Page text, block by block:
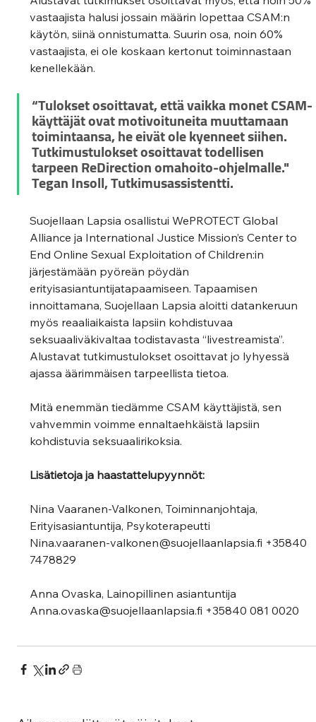
vastaajista halusi jossain määrin lopettaa CSAM:n
käytön, siinä onnistumatta. Suurin osa, noin 60%
vastaajista, ei ole koskaan kertonut toiminnastaan
kenellekään.
“Tulokset osoittavat, että vaikka monet CSAM-
käyttäjät ovat motivoituneita muuttamaan
toimintaansa, he eivät ole kyenneet siihen.
Tutkimustulokset osoittavat todellisen
tarpeen ReDirection omahoito-ohjelmalle."
Tegan Insoll, Tutkimusassistentti.
Suojellaan Lapsia osallistui WePROTECT Global
Alliance ja International Justice Mission’s Center to
End Online Sexual Exploitation of Children:in
järjestämään pyöreän pöydän
erityisasiantuntijatapaamiseen. Tapaamisen
innoittamana, Suojellaan Lapsia aloitti datankeruun
myös reaaliaikaista lapsiin kohdistuvaa
seksuaaliväkivaltaa todistavasta “livestreamista”.
Alustavat tutkimustulokset osoittavat jo lyhyessä
ajassa äärimmäisen tarpeellista tietoa.
Mitä enemmän tiedämme CSAM käyttäjistä, sen
vahvemmin voimme ennaltaehkäistä lapsiin
kohdistuvia seksuaalirikoksia.
Lisätietoja ja haastattelupyynnöt:
Nina Vaaranen-Valkonen, Toiminnanjohtaja,
Erityisasiantuntija, Psykoterapeutti
Nina.vaaranen-valkonen@suojellaanlapsia.fi +35840
7478829
Anna Ovaska, Lainopillinen asiantuntija
Anna.ovaska@suojellaanlapsia.fi +35840 081 0020